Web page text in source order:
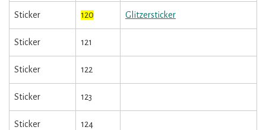
Sticker 120 Glitzersticker
Sticker 121
Sticker 122
Sticker 123
Sticker 124